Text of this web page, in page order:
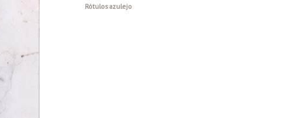
Rótulos azulejo